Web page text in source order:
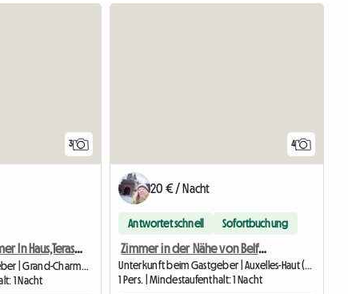
3
Privates Zimmer In Haus,Terasse Und Kostenloser Parkplatz
1 Nacht
4
20 € / Nacht
Antwortet schnell Sofortbuchung
Zimmer in der Nähe von Belfort in natürlicher Umgebung
1 Pers. | Mindestaufenthalt: 1 Nacht